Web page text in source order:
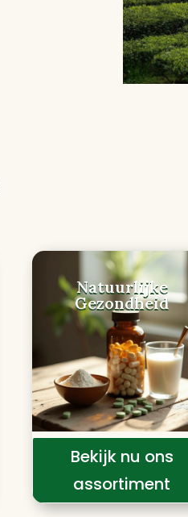
Natuurlijke
Gezondheid
Bekijk nu ons
assortiment